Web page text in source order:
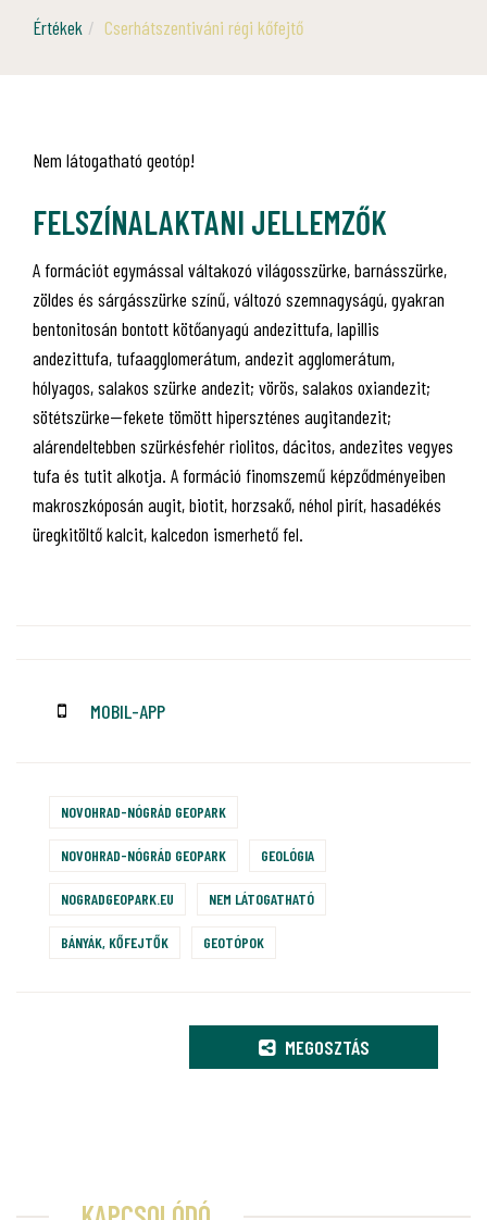
Értékek Cserhátszentiváni régi kőfejtő
Nem látogatható geotóp!
FELSZÍNALAKTANI JELLEMZŐK
A formációt egymással váltakozó világosszürke, barnásszürke,
zöldes és sárgásszürke színű, változó szemnagyságú, gyakran
bentonitosán bontott kötőanyagú andezittufa, lapillis
andezittufa, tufaagglomerátum, andezit agglomerátum,
hólyagos, salakos szürke andezit; vörös, salakos oxiandezit;
sötétszürke—fekete tömött hiperszténes augitandezit;
alárendeltebben szürkésfehér riolitos, dácitos, andezites vegyes
tufa és tutit alkotja. A formáció finomszemű képződményeiben
makroszkóposán augit, biotit, horzsakő, néhol pirít, hasadékés
üregkitöltő kalcit, kalcedon ismerhető fel.
MOBIL-APP
NOVOHRAD-NÓGRÁD GEOPARK
NOVOHRAD-NÓGRÁD GEOPARK GEOLÓGIA
NOGRADGEOPARK.EU NEM LÁTOGATHATÓ
BÁNYÁK, KŐFEJTŐK GEOTÓPOK
MEGOSZTÁS